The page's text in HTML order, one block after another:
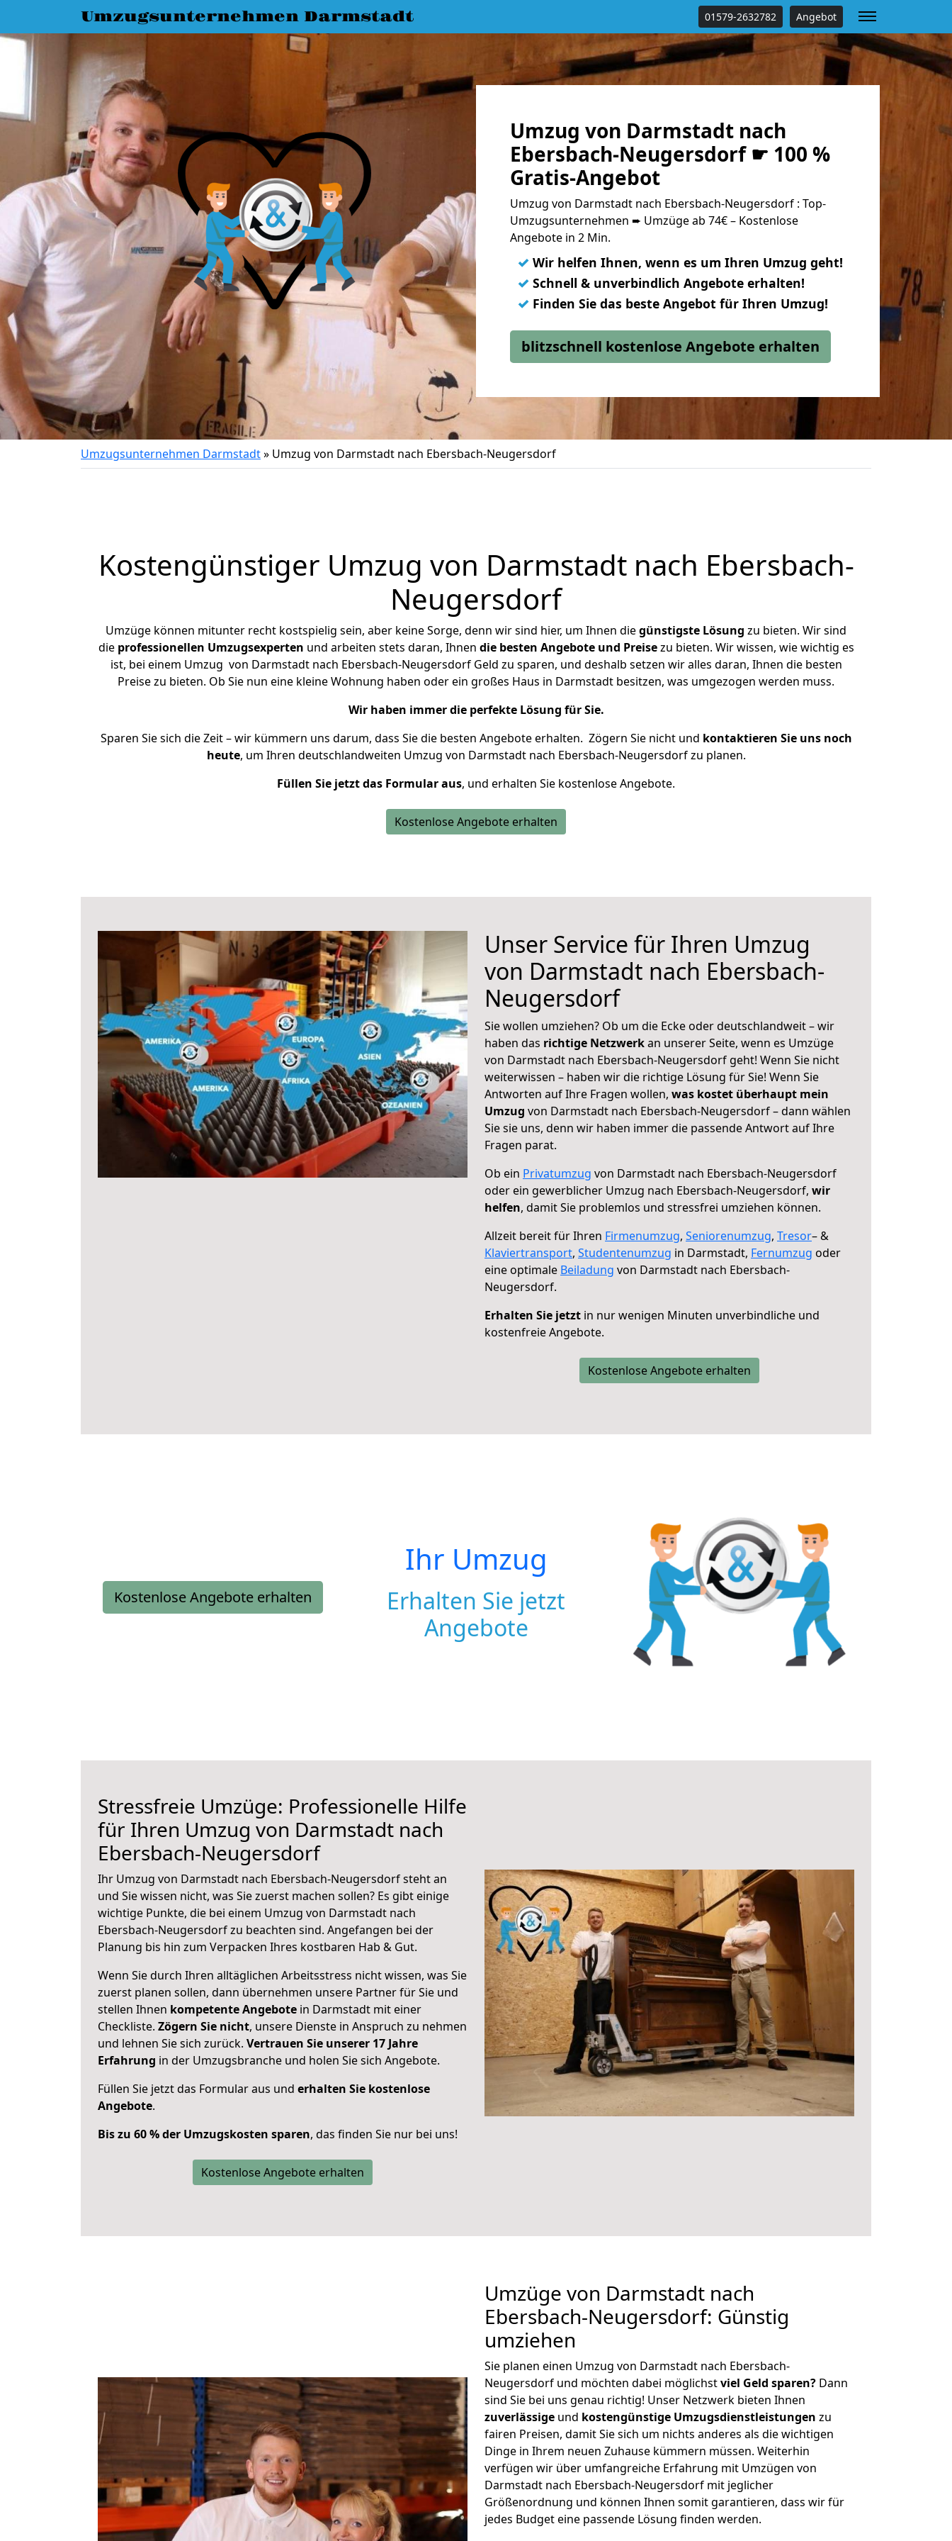
Umzugsunternehmen Darmstadt 01579-2632782 Angebot
Umzug von Darmstadt nach
Ebersbach-Neugersdorf ☛ 100 %
Gratis-Angebot
Umzug von Darmstadt nach Ebersbach-Neugersdorf : Top-
Umzugsunternehmen ➨ Umzüge ab 74€ – Kostenlose
Angebote in 2 Min.
✓ Wir helfen Ihnen, wenn es um Ihren Umzug geht!
✓ Schnell & unverbindlich Angebote erhalten!
✓ Finden Sie das beste Angebot für Ihren Umzug!
blitzschnell kostenlose Angebote erhalten
Umzugsunternehmen Darmstadt» Umzug von Darmstadt nach Ebersbach-Neugersdorf
Kostengünstiger Umzug von Darmstadt nach Ebersbach-
Neugersdorf
Umzüge können mitunter recht kostspielig sein, aber keine Sorge, denn wir sind hier, um Ihnen diegünstigste Lösung zu bieten. Wir sind
die professionellen Umzugsexperten und arbeiten stets daran, Ihnen die besten Angebote und Preisezu bieten. Wir wissen, wie wichtig es
ist, bei einem Umzug von Darmstadt nach Ebersbach-Neugersdorf Geld zu sparen, und deshalb setzen wir alles daran, Ihnen die besten
Preise zu bieten. Ob Sie nun eine kleine Wohnung haben oder ein großes Haus in Darmstadt besitzen, was umgezogen werden muss.
Wir haben immer die perfekte Lösung für Sie.
Sparen Sie sich die Zeit – wir kümmern uns darum, dass Sie die besten Angebote erhalten. Zögern Sie nicht und kontaktieren Sie uns noch
heute, um Ihren deutschlandweiten Umzug von Darmstadt nach Ebersbach-Neugersdorf zu planen.
Füllen Sie jetzt das Formular aus, und erhalten Sie kostenlose Angebote.
Kostenlose Angebote erhalten
Unser Service für Ihren Umzug
von Darmstadt nach Ebersbach-
Neugersdorf
Sie wollen umziehen? Ob um die Ecke oder deutschlandweit – wir
haben das richtige Netzwerkan unserer Seite, wenn es Umzüge
von Darmstadt nach Ebersbach-Neugersdorf geht! Wenn Sie nicht
weiterwissen – haben wir die richtige Lösung für Sie! Wenn Sie
Antworten auf Ihre Fragen wollen, was kostet überhaupt mein
Umzug von Darmstadt nach Ebersbach-Neugersdorf – dann wählen
Sie sie uns, denn wir haben immer die passende Antwort auf Ihre
Fragen parat.
Ob ein Privatumzug von Darmstadt nach Ebersbach-Neugersdorf
oder ein gewerblicher Umzug nach Ebersbach-Neugersdorf, wir
helfen, damit Sie problemlos und stressfrei umziehen können.
Allzeit bereit für Ihren Firmenumzug, Seniorenumzug, Tresor– &
Klaviertransport, Studentenumzug in Darmstadt, Fernumzug oder
eine optimale Beiladung von Darmstadt nach Ebersbach-
Neugersdorf.
Erhalten Sie jetzt in nur wenigen Minuten unverbindliche und
kostenfreie Angebote.
Kostenlose Angebote erhalten
Kostenlose Angebote erhalten
Ihr Umzug
Erhalten Sie jetzt
Angebote
Stressfreie Umzüge: Professionelle Hilfe
für Ihren Umzug von Darmstadt nach
Ebersbach-Neugersdorf
Ihr Umzug von Darmstadt nach Ebersbach-Neugersdorf steht an
und Sie wissen nicht, was Sie zuerst machen sollen? Es gibt einige
wichtige Punkte, die bei einem Umzug von Darmstadt nach
Ebersbach-Neugersdorf zu beachten sind. Angefangen bei der
Planung bis hin zum Verpacken Ihres kostbaren Hab & Gut.
Wenn Sie durch Ihren alltäglichen Arbeitsstress nicht wissen, was Sie
zuerst planen sollen, dann übernehmen unsere Partner für Sie und
stellen Ihnen kompetente Angebote in Darmstadt mit einer
Checkliste. Zögern Sie nicht, unsere Dienste in Anspruch zu nehmen
und lehnen Sie sich zurück. Vertrauen Sie unserer 17 Jahre
Erfahrung in der Umzugsbranche und holen Sie sich Angebote.
Füllen Sie jetzt das Formular aus und erhalten Sie kostenlose
Angebote.
Bis zu 60 % der Umzugskosten sparen, das finden Sie nur bei uns!
Kostenlose Angebote erhalten
Umzüge von Darmstadt nach
Ebersbach-Neugersdorf: Günstig
umziehen
Sie planen einen Umzug von Darmstadt nach Ebersbach-
Neugersdorf und möchten dabei möglichstviel Geld sparen? Dann
sind Sie bei uns genau richtig! Unser Netzwerk bieten Ihnen
zuverlässige und kostengünstige Umzugsdienstleistungen zu
fairen Preisen, damit Sie sich um nichts anderes als die wichtigen
Dinge in Ihrem neuen Zuhause kümmern müssen. Weiterhin
verfügen wir über umfangreiche Erfahrung mit Umzügen von
Darmstadt nach Ebersbach-Neugersdorf mit jeglicher
Größenordnung und können Ihnen somit garantieren, dass wir für
jedes Budget eine passende Lösung finden werden.